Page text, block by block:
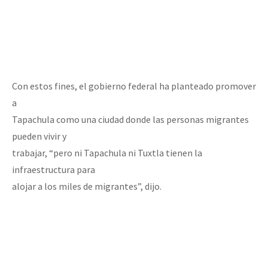
Con estos fines, el gobierno federal ha planteado promover
a
Tapachula como una ciudad donde las personas migrantes
pueden vivir y
trabajar, “pero ni Tapachula ni Tuxtla tienen la
infraestructura para
alojar a los miles de migrantes”, dijo.